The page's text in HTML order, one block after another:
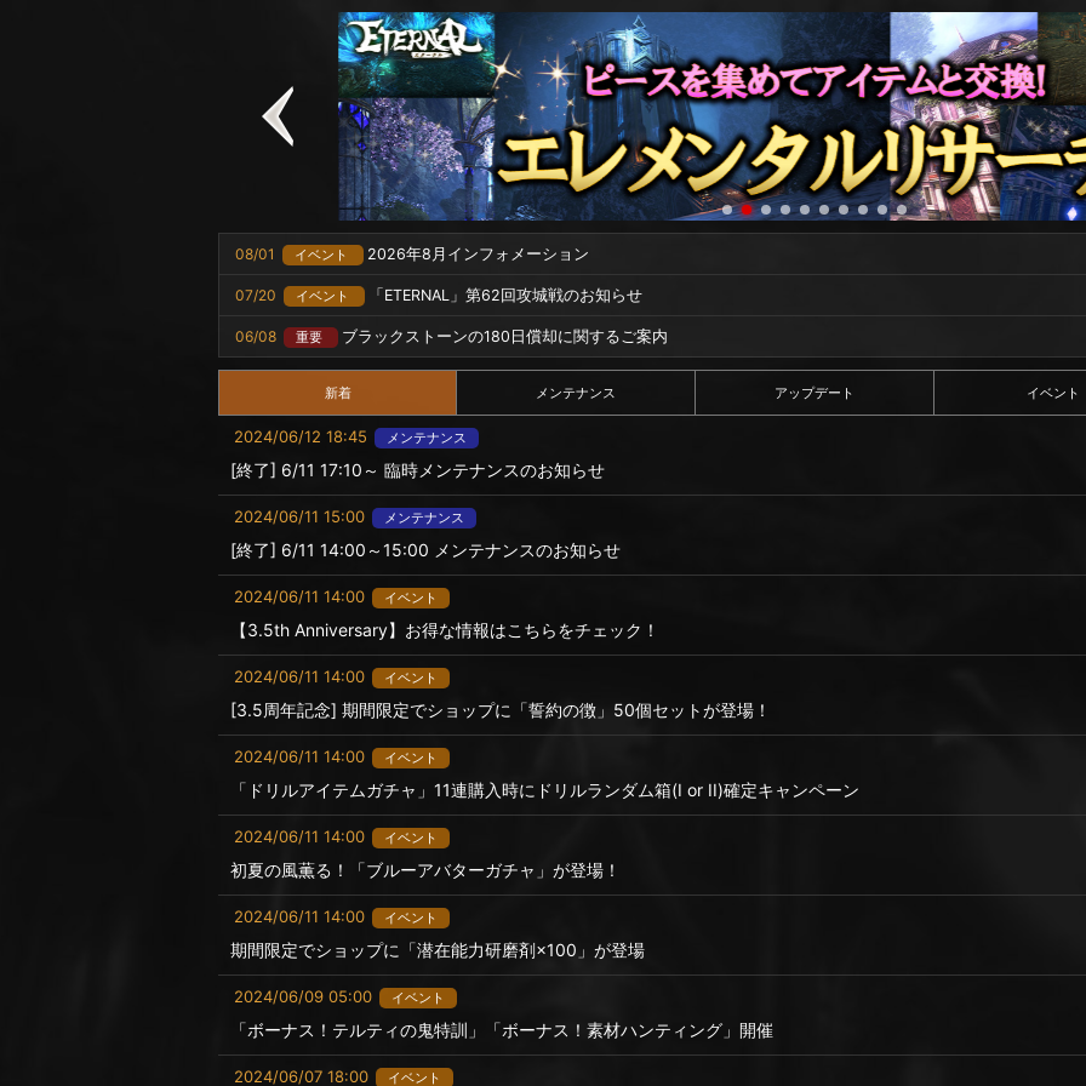
08/01 イベント 2026年8月インフォメーション
07/20 イベント 「ETERNAL」第62回攻城戦のお知らせ
06/08 重要 ブラックストーンの180日償却に関するご案内
新着 メンテナンス アップデート イベント
2024/06/12 18:45 メンテナンス
[終了] 6/11 17:10～ 臨時メンテナンスのお知らせ
2024/06/11 15:00 メンテナンス
[終了] 6/11 14:00～15:00 メンテナンスのお知らせ
2024/06/11 14:00 イベント
【3.5th Anniversary】お得な情報はこちらをチェック！
2024/06/11 14:00 イベント
[3.5周年記念] 期間限定でショップに「誓約の徴」50個セットが登場！
2024/06/11 14:00 イベント
「ドリルアイテムガチャ」11連購入時にドリルランダム箱(I or II)確定キャンペーン
2024/06/11 14:00 イベント
初夏の風薫る！「ブルーアバターガチャ」が登場！
2024/06/11 14:00 イベント
期間限定でショップに「潜在能力研磨剤×100」が登場
2024/06/09 05:00 イベント
「ボーナス！テルティの鬼特訓」「ボーナス！素材ハンティング」開催
2024/06/07 18:00 イベント